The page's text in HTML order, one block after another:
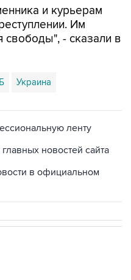
и курьерам
Им
свободы", - сказали в
Украина
ленту
новостей сайта
в официальном